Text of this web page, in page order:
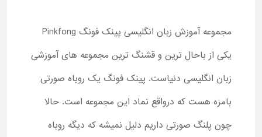
مجموعه آموزش زبان انگلیسی پینک فونگ Pinkfong
یکی از باحال ترین و قشنگ ترین مجموعه های آموزشی
زبان انگلیسی دنیاست. پینک فونگ یک روباه صورتی
بامزه هست که درواقع نماد این مجموعه است. حالا
چون پلنگ صورتی داریم دلیل نمیشه که دیگه روباه